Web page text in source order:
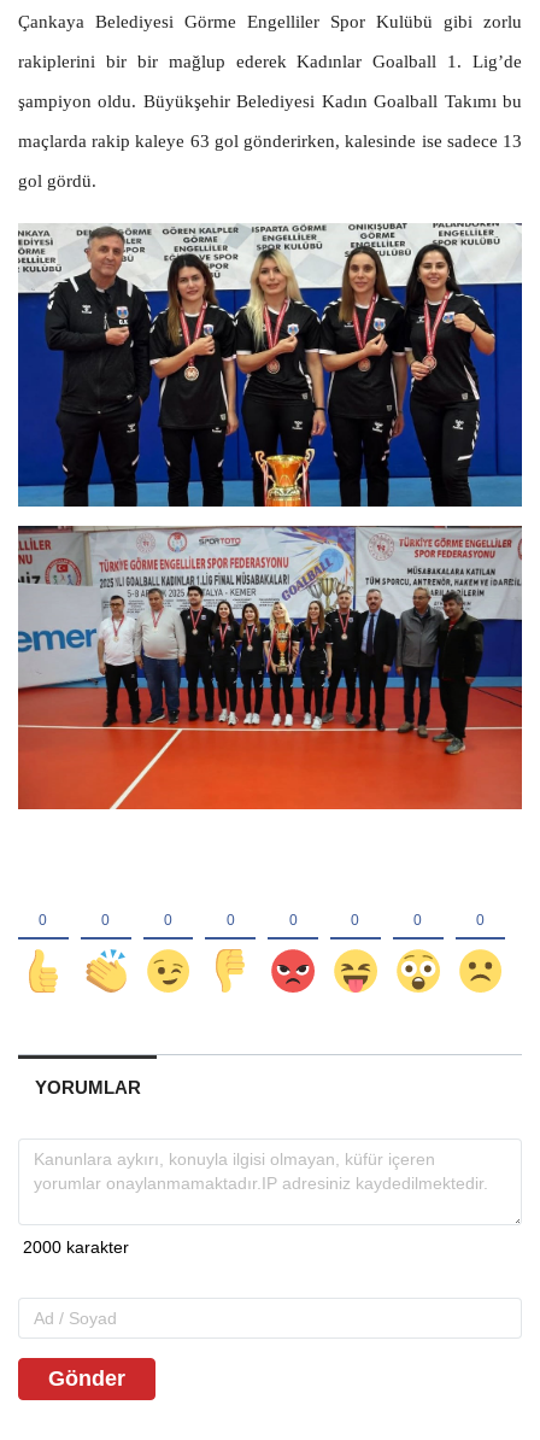
Çankaya Belediyesi Görme Engelliler Spor Kulübü gibi zorlu
rakiplerini bir bir mağlup ederek Kadınlar Goalball 1. Lig’de
şampiyon oldu. Büyükşehir Belediyesi Kadın Goalball Takımı bu
maçlarda rakip kaleye 63 gol gönderirken, kalesinde ise sadece 13
gol gördü.
YORUMLAR
Gönder